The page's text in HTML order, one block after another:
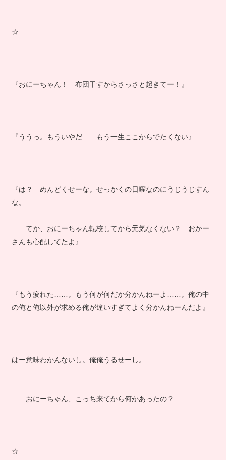
☆
『おにーちゃん！ 布団干すからさっさと起きてー！』
『ううっ。もういやだ……もう一生ここからでたくない』
『は？ めんどくせーな。せっかくの日曜なのにうじうじすん
な。
……てか、おにーちゃん転校してから元気なくない？ おかー
さんも心配してたよ』
『もう疲れた……。もう何が何だか分かんねーよ……。俺の中
の俺と俺以外が求める俺が違いすぎてよく分かんねーんだよ』
はー意味わかんないし。俺俺うるせーし。
……おにーちゃん、こっち来てから何かあったの？
☆